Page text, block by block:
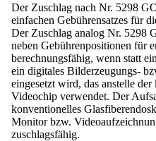
Der Zuschlag nach Nr. 5298
einfachen Gebührensatzes für
Der Zuschlag analog Nr. 5298
neben Gebührenpositionen für
berechnungsfähig, wenn statt
ein digitales Bilderzeugungs-
eingesetzt wird, das anstelle
Videochip verwendet. Der
konventionelles
Monitor bzw.
zuschlagsfähig.